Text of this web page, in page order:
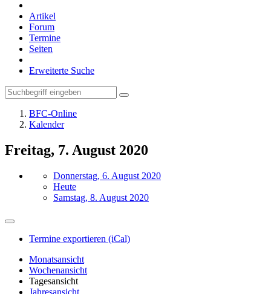
Artikel
Forum
Termine
Seiten
Erweiterte Suche
BFC-Online
Kalender
Freitag, 7. August 2020
Donnerstag, 6. August 2020
Heute
Samstag, 8. August 2020
Termine exportieren (iCal)
Monatsansicht
Wochenansicht
Tagesansicht
Jahresansicht